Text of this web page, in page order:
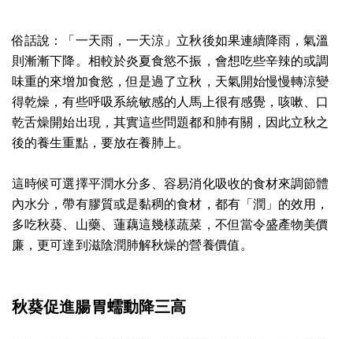
俗話說：「一天雨，一天涼」立秋後如果連續降雨，氣溫
則漸漸下降。相較於炎夏食慾不振，會想吃些辛辣的或調
味重的來增加食慾，但是過了立秋，天氣開始慢慢轉涼變
得乾燥，有些呼吸系統敏感的人馬上很有感覺，咳嗽、口
乾舌燥開始出現，其實這些問題都和肺有關，因此立秋之
後的養生重點，要放在養肺上。
這時候可選擇平潤水分多、容易消化吸收的食材來調節體
內水分，帶有膠質或是黏稠的食材，都有「潤」的效用，
多吃秋葵、山藥、蓮藕這幾樣蔬菜，不但當令盛產物美價
廉，更可達到滋陰潤肺解秋燥的營養價值。
秋葵促進腸胃蠕動降三高